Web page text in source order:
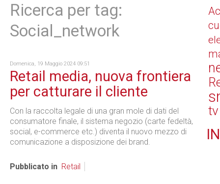
Ricerca per tag:
Social_network
Domenica, 19 Maggio 2024 09:51
Retail media, nuova frontiera
per catturare il cliente
Con la raccolta legale di una gran mole di dati del
consumatore finale, il sistema negozio (carte fedeltà,
social, e-commerce etc.) diventa il nuovo mezzo di
comunicazione a disposizione dei brand.
Pubblicato in Retail
tv
IN